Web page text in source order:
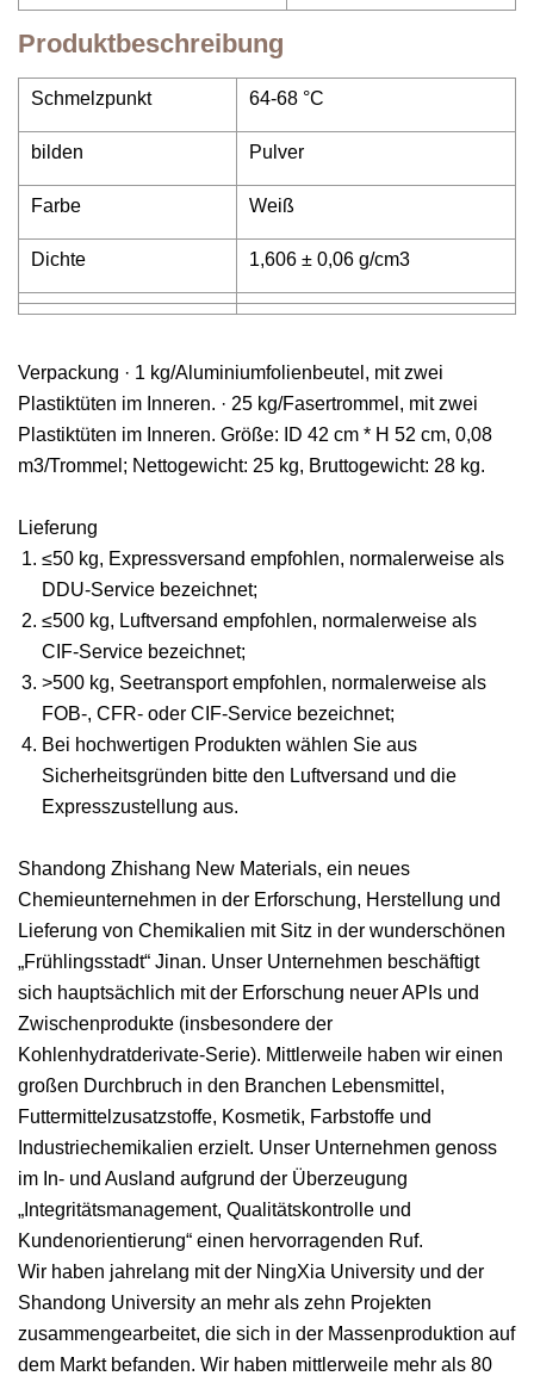
Produktbeschreibung
Schmelzpunkt 64-68 °C
bilden Pulver
Farbe Weiß
Dichte 1,606 ± 0,06 g/cm3
Verpackung · 1 kg/Aluminiumfolienbeutel, mit zwei
Plastiktüten im Inneren. · 25 kg/Fasertrommel, mit zwei
Plastiktüten im Inneren. Größe: ID 42 cm * H 52 cm, 0,08
m3/Trommel; Nettogewicht: 25 kg, Bruttogewicht: 28 kg.
Lieferung
≤50 kg, Expressversand empfohlen, normalerweise als
DDU-Service bezeichnet;
≤500 kg, Luftversand empfohlen, normalerweise als
CIF-Service bezeichnet;
>500 kg, Seetransport empfohlen, normalerweise als
FOB-, CFR- oder CIF-Service bezeichnet;
Bei hochwertigen Produkten wählen Sie aus
Sicherheitsgründen bitte den Luftversand und die
Expresszustellung aus.
Shandong Zhishang New Materials, ein neues
Chemieunternehmen in der Erforschung, Herstellung und
Lieferung von Chemikalien mit Sitz in der wunderschönen
„Frühlingsstadt“ Jinan. Unser Unternehmen beschäftigt
sich hauptsächlich mit der Erforschung neuer APIs und
Zwischenprodukte (insbesondere der
Kohlenhydratderivate-Serie). Mittlerweile haben wir einen
großen Durchbruch in den Branchen Lebensmittel,
Futtermittelzusatzstoffe, Kosmetik, Farbstoffe und
Industriechemikalien erzielt. Unser Unternehmen genoss
im In- und Ausland aufgrund der Überzeugung
„Integritätsmanagement, Qualitätskontrolle und
Kundenorientierung“ einen hervorragenden Ruf.
Wir haben jahrelang mit der NingXia University und der
Shandong University an mehr als zehn Projekten
zusammengearbeitet, die sich in der Massenproduktion auf
dem Markt befanden. Wir haben mittlerweile mehr als 80